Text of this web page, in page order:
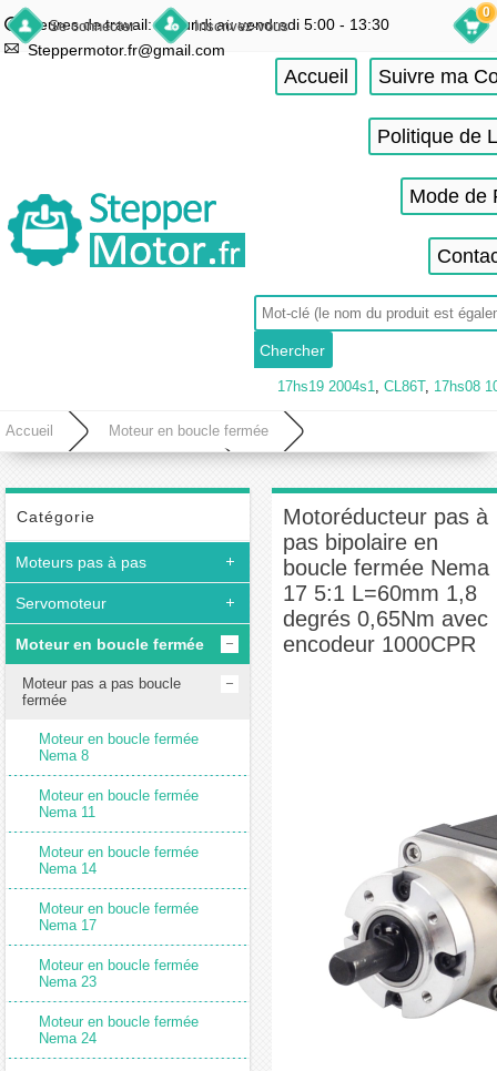
Se connecter Inscrivez-vous
Heures de travail: du lundi au vendredi 5:00 - 13:30
Steppermotor.fr@gmail.com
0
Accueil Suivre ma
Politique de
Mode de
17hs19 2004s1, CL86T, 17hs08
Accueil Moteur en boucle fermée
Motoréducteur pas à pas bipolaire en boucle fermée Nema 17 5:1 L=60mm 1,8
Catégorie
Moteurs pas à pas
Servomoteur
Moteur en boucle fermée
Moteur pas a pas boucle
fermée
Moteur en boucle fermée
Nema 8
Moteur en boucle fermée
Nema 11
Moteur en boucle fermée
Nema 14
Moteur en boucle fermée
Nema 17
Moteur en boucle fermée
Nema 23
Moteur en boucle fermée
Nema 24
Motoréducteur pas à
pas bipolaire en
boucle fermée Nema
17 5:1 L=60mm 1,8
degrés 0,65Nm avec
encodeur 1000CPR